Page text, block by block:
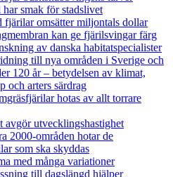
smak för stadslivet
fjärilar omsätter miljontals dollar
kan ge fjärilsvingar färg
av danska habitatspecialister
till nya områden i Sverige och
120 år– betydelsen av klimat,
och arters särdrag
hotas av allt torrare
utvecklingshastighet
2000-områden hotar de
som ska skyddas
med många variationer
till dagslängd hjälper